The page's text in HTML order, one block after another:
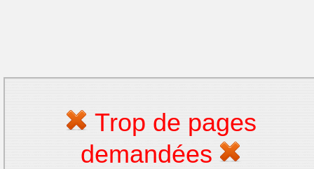
Trop de pages
demandées